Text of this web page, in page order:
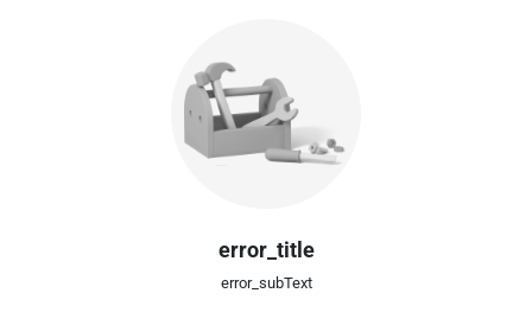
error_title
error_subText